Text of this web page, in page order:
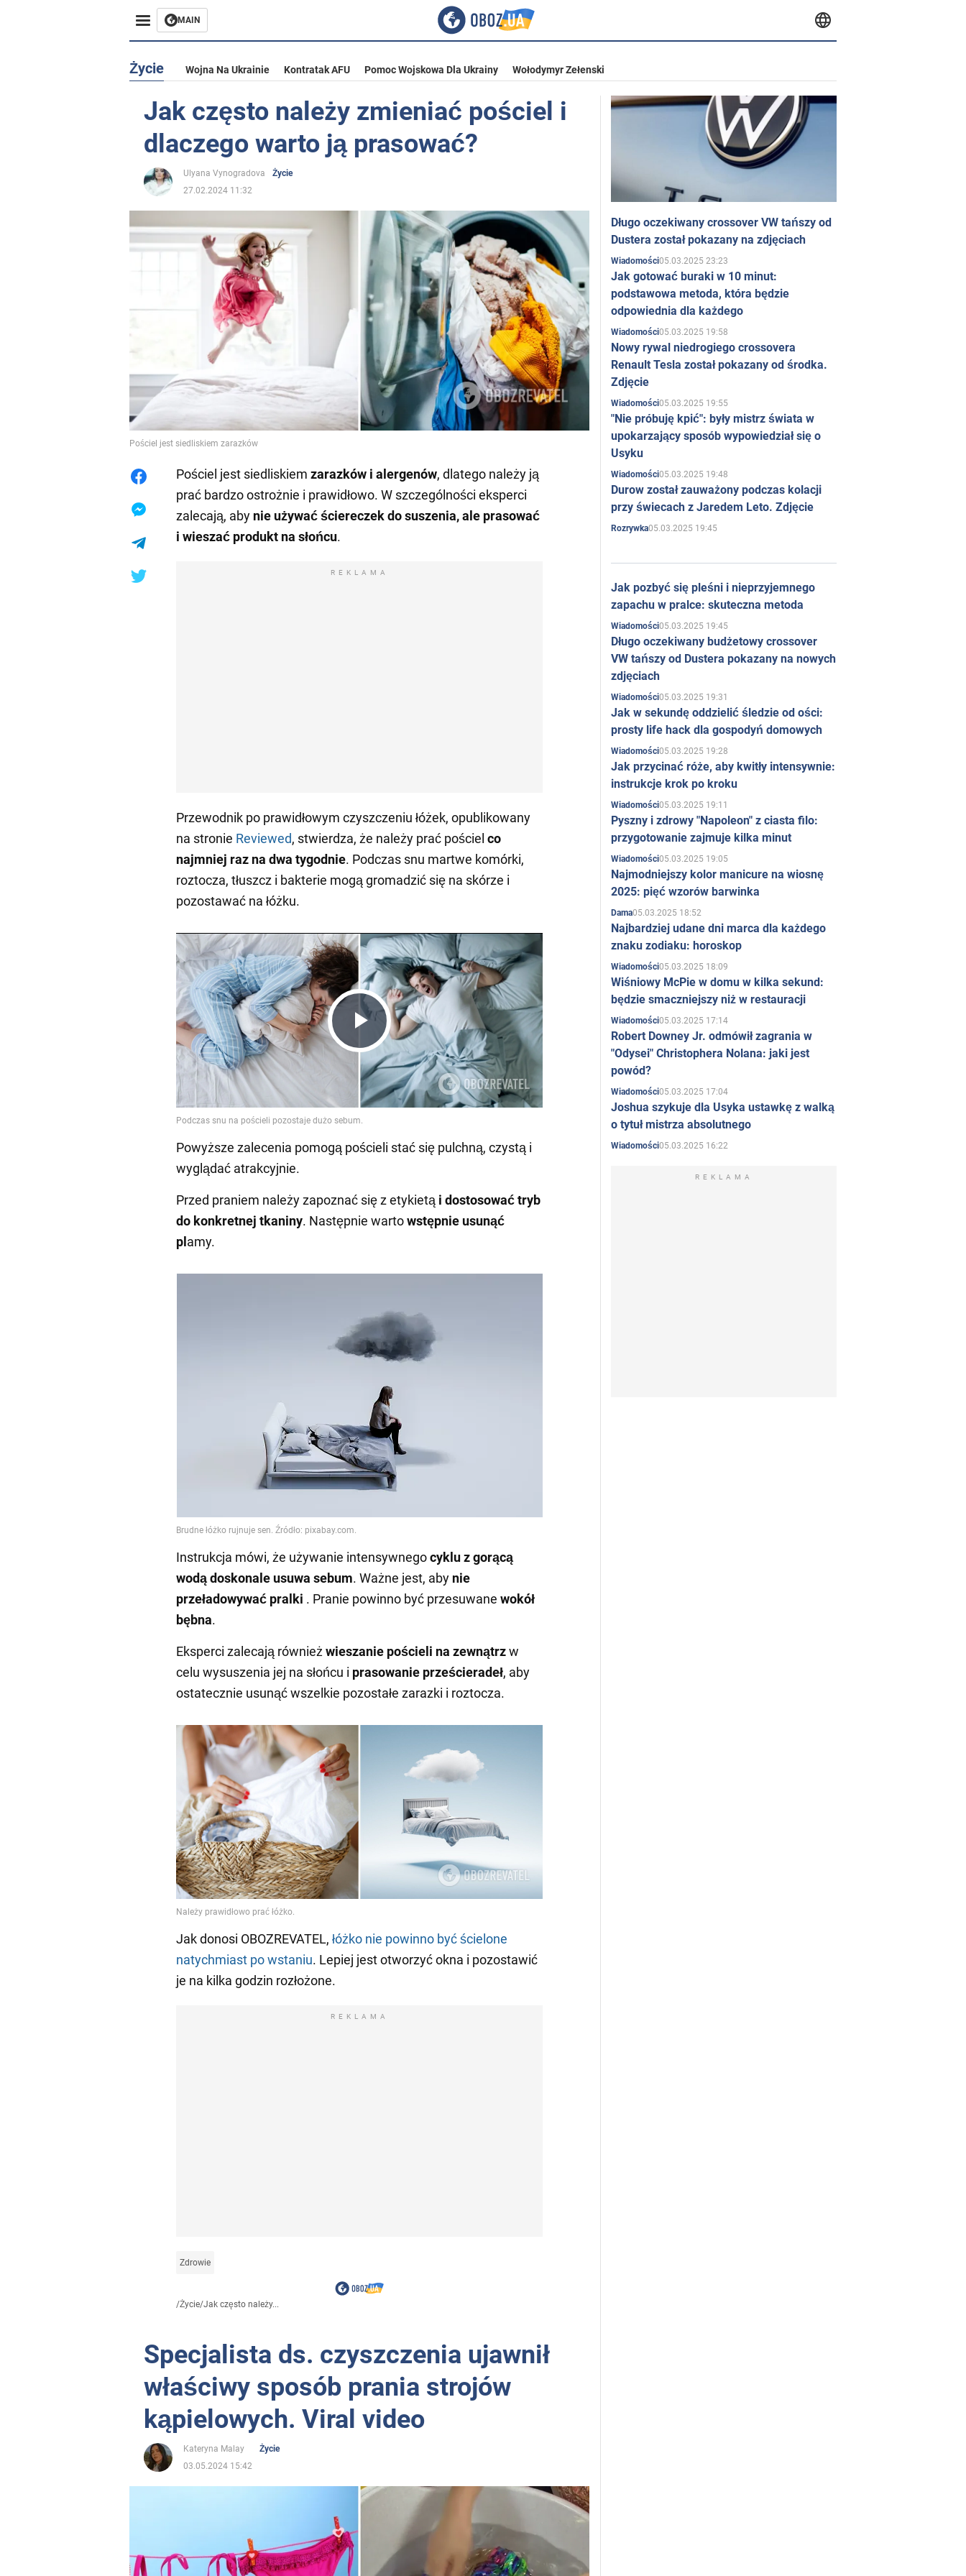
MAIN
Życie Wojna Na Ukrainie Kontratak AFU Pomoc Wojskowa Dla Ukrainy Wołodymyr Zełenski
Jak często należy zmieniać pościel i
dlaczego warto ją prasować?
Ulyana Vynogradova
Życie
27.02.2024 11:32
Pościel jest siedliskiem zarazków
Pościel jest siedliskiem zarazków i alergenów, dlatego należy ją
prać bardzo ostrożnie i prawidłowo. W szczególności eksperci
zalecają, aby nie używać ściereczek do suszenia, ale prasować
i wieszać produkt na słońcu.
REKLAMA
Przewodnik po prawidłowym czyszczeniu łóżek, opublikowany
na stronie Reviewed, stwierdza, że należy prać pościel co
najmniej raz na dwa tygodnie. Podczas snu martwe komórki,
roztocza, tłuszcz i bakterie mogą gromadzić się na skórze i
pozostawać na łóżku.
Play
Video
Powyższe zalecenia pomogą pościeli stać się pulchną, czystą i
wyglądać atrakcyjnie.
Przed praniem należy zapoznać się z etykietą i dostosować tryb
do konkretnej tkaniny. Następnie wartowstępnie usunąć
pl amy.
Instrukcja mówi, że używanie intensywnegocyklu z gorącą
wodą doskonale usuwa sebum. Ważne jest, aby nie
przeładowywać pralki . Pranie powinno być przesuwane wokół
bębna.
Eksperci zalecają również wieszanie pościeli na zewnątrzw
celu wysuszenia jej na słońcu i prasowanie prześcieradeł, aby
ostatecznie usunąć wszelkie pozostałe zarazki i roztocza.
Jak donosi OBOZREVATEL, łóżko nie powinno być ścielone
natychmiast po wstaniu. Lepiej jest otworzyć okna i pozostawić
je na kilka godzin rozłożone.
REKLAMA
Zdrowie
/Życie/Jak często należy...
Specjalista ds. czyszczenia ujawnił
właściwy sposób prania strojów
kąpielowych. Viral video
Kateryna Malay
Życie
03.05.2024 15:42
Długo oczekiwany crossover VW tańszy od
Dustera został pokazany na zdjęciach
Wiadomości05.03.2025 23:23
Jak gotować buraki w 10 minut:
podstawowa metoda, która będzie
odpowiednia dla każdego
Wiadomości05.03.2025 19:58
Nowy rywal niedrogiego crossovera
Renault Tesla został pokazany od środka.
Zdjęcie
Wiadomości05.03.2025 19:55
"Nie próbuję kpić": były mistrz świata w
upokarzający sposób wypowiedział się o
Usyku
Wiadomości05.03.2025 19:48
Durow został zauważony podczas kolacji
przy świecach z Jaredem Leto. Zdjęcie
Rozrywka05.03.2025 19:45
Jak pozbyć się pleśni i nieprzyjemnego
zapachu w pralce: skuteczna metoda
Wiadomości05.03.2025 19:45
Długo oczekiwany budżetowy crossover
VW tańszy od Dustera pokazany na nowych
zdjęciach
Wiadomości05.03.2025 19:31
Jak w sekundę oddzielić śledzie od ości:
prosty life hack dla gospodyń domowych
Wiadomości05.03.2025 19:28
Jak przycinać róże, aby kwitły intensywnie:
instrukcje krok po kroku
Wiadomości05.03.2025 19:11
Pyszny i zdrowy "Napoleon" z ciasta filo:
przygotowanie zajmuje kilka minut
Wiadomości05.03.2025 19:05
Najmodniejszy kolor manicure na wiosnę
2025: pięć wzorów barwinka
Dama05.03.2025 18:52
Najbardziej udane dni marca dla każdego
znaku zodiaku: horoskop
Wiadomości05.03.2025 18:09
Wiśniowy McPie w domu w kilka sekund:
będzie smaczniejszy niż w restauracji
Wiadomości05.03.2025 17:14
Robert Downey Jr. odmówił zagrania w
"Odysei" Christophera Nolana: jaki jest
powód?
Wiadomości05.03.2025 17:04
Joshua szykuje dla Usyka ustawkę z walką
o tytuł mistrza absolutnego
Wiadomości05.03.2025 16:22
REKLAMA